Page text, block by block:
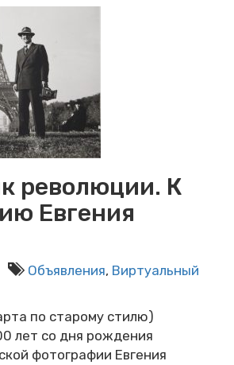
революции. К
Евгения
Объявления, Виртуальный
по старому стилю)
лет со дня рождения
фотографии Евгения